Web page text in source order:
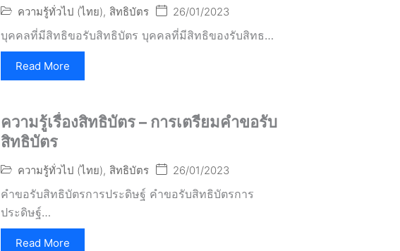
ความรู้ทั่วไป (ไทย), สิทธิบัตร 26/01/2023
บุคคลที่มีสิทธิขอรับสิทธิบัตร บุคคลที่มีสิทธิของรับสิทธ…
Read More
ความรู้เรื่องสิทธิบัตร – การเตรียมคำขอรับ
สิทธิบัตร
ความรู้ทั่วไป (ไทย), สิทธิบัตร 26/01/2023
คำขอรับสิทธิบัตรการประดิษฐ์ คำขอรับสิทธิบัตรการ
ประดิษฐ์…
Read More